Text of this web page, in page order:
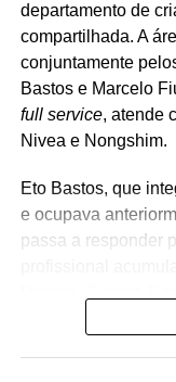
departamento de
compartilhada. A
conjuntamente
Bastos e Marcelo
full service, atende
Nivea e Nongshim.
Eto Bastos, que
e ocupava
passa a responder
Já Marcelo Fiuza